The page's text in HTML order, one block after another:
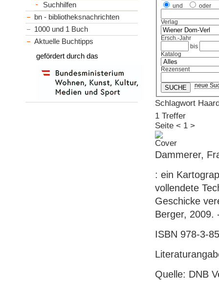
und oder
Verlag
Ersch.-Jahr
bis
Katalog
Rezensent
neue
Schlagwort
1 Treffer
Seite < 1 >
Dammerer,
: ein
vollendete
Geschicke
Berger, 2009.
ISBN 978-3-
Quelle: DNB
Suchhilfen
bn - bibliotheksnachrichten
1000 und 1 Buch
Aktuelle Buchtipps
gefördert durch das